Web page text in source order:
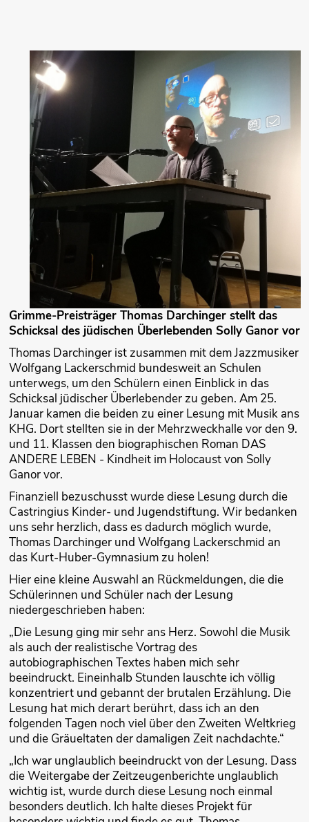
Grimme-Preisträger Thomas Darchinger stellt das
Schicksal des jüdischen Überlebenden Solly Ganor vor
Thomas Darchinger ist zusammen mit dem Jazzmusiker
Wolfgang Lackerschmid bundesweit an Schulen
unterwegs, um den Schülern einen Einblick in das
Schicksal jüdischer Überlebender zu geben. Am 25.
Januar kamen die beiden zu einer Lesung mit Musik ans
KHG. Dort stellten sie in der Mehrzweckhalle vor den 9.
und 11. Klassen den biographischen Roman DAS
ANDERE LEBEN - Kindheit im Holocaust von Solly
Ganor vor.
Finanziell bezuschusst wurde diese Lesung durch die
Castringius Kinder- und Jugendstiftung. Wir bedanken
uns sehr herzlich, dass es dadurch möglich wurde,
Thomas Darchinger und Wolfgang Lackerschmid an
das Kurt-Huber-Gymnasium zu holen!
Hier eine kleine Auswahl an Rückmeldungen, die die
Schülerinnen und Schüler nach der Lesung
niedergeschrieben haben:
„Die Lesung ging mir sehr ans Herz. Sowohl die Musik
als auch der realistische Vortrag des
autobiographischen Textes haben mich sehr
beeindruckt. Eineinhalb Stunden lauschte ich völlig
konzentriert und gebannt der brutalen Erzählung. Die
Lesung hat mich derart berührt, dass ich an den
folgenden Tagen noch viel über den Zweiten Weltkrieg
und die Gräueltaten der damaligen Zeit nachdachte.“
„Ich war unglaublich beeindruckt von der Lesung. Dass
die Weitergabe der Zeitzeugenberichte unglaublich
wichtig ist, wurde durch diese Lesung noch einmal
besonders deutlich. Ich halte dieses Projekt für